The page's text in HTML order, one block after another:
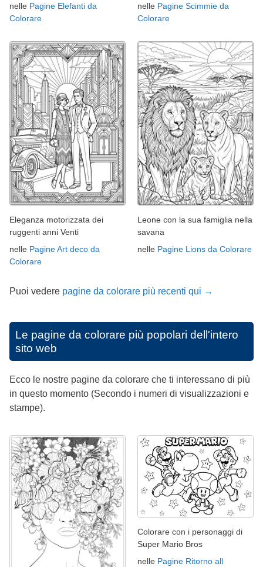
nelle Pagine Elefanti da
Colorare
nelle Pagine Scimmie da
Colorare
Eleganza motorizzata dei
ruggenti anni Venti
nelle Pagine Art deco da
Colorare
Leone con la sua famiglia nella
savana
nelle Pagine Lions da Colorare
Puoi vedere pagine da colorare più recenti qui →
Le pagine da colorare più popolari dell'intero
sito web
Ecco le nostre pagine da colorare che ti interessano di più
in questo momento (Secondo i numeri di visualizzazioni e
stampe).
Colorare con i personaggi di
Super Mario Bros
nelle Pagine Ritorno all